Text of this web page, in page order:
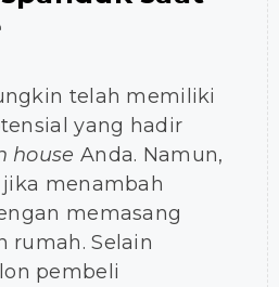
telah memiliki
yang hadir
house Anda. Namun,
menambah
memasang
rumah. Selain
pembeli